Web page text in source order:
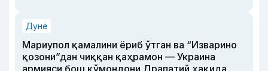
Дунё
Мариупол қамалини ёриб ўтган ва “Изварино
қозони”дан чиққан қаҳрамон — Украина